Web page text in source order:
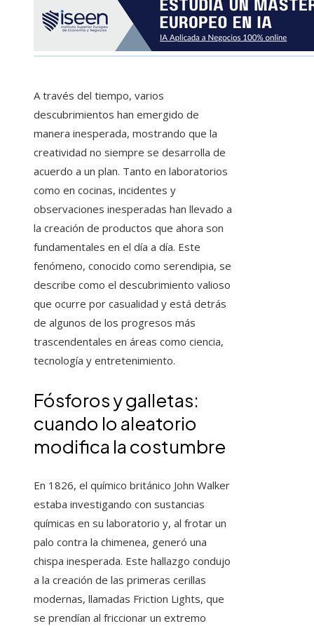
A través del tiempo, varios
descubrimientos han emergido de
manera inesperada, mostrando que la
creatividad no siempre se desarrolla de
acuerdo a un plan. Tanto en laboratorios
como en cocinas, incidentes y
observaciones inesperadas han llevado a
la creación de productos que ahora son
fundamentales en el día a día. Este
fenómeno, conocido como serendipia, se
describe como el descubrimiento valioso
que ocurre por casualidad y está detrás
de algunos de los progresos más
trascendentales en áreas como ciencia,
tecnología y entretenimiento.
Fósforos y galletas:
cuando lo aleatorio
modifica la costumbre
En 1826, el químico británico John Walker
estaba investigando con sustancias
químicas en su laboratorio y, al frotar un
palo contra la chimenea, generó una
chispa inesperada. Este hallazgo condujo
a la creación de las primeras cerillas
modernas, llamadas Friction Lights, que
se prendían al friccionar un extremo